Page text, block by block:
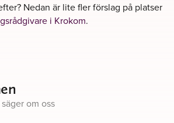
Nedan är lite fler förslag på platser
i Krokom.
om oss